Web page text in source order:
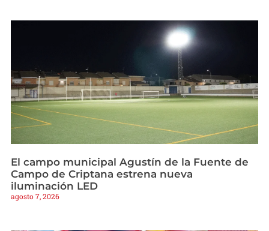
El campo municipal Agustín de la Fuente de
Campo de Criptana estrena nueva
iluminación LED
agosto 7, 2026